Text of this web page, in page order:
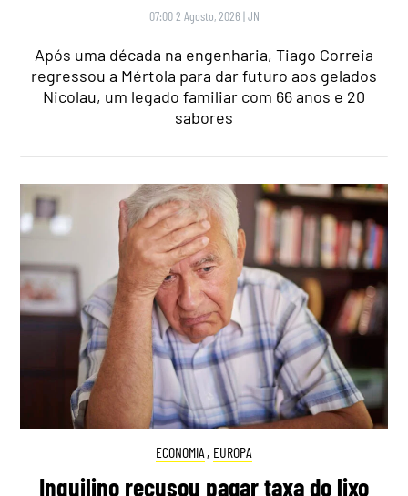
07:00 2 Agosto, 2026 |JN
Após uma década na engenharia, Tiago Correia
regressou a Mértola para dar futuro aos gelados
Nicolau, um legado familiar com 66 anos e 20
sabores
ECONOMIA , EUROPA
Inquilino recusou pagar taxa do lixo